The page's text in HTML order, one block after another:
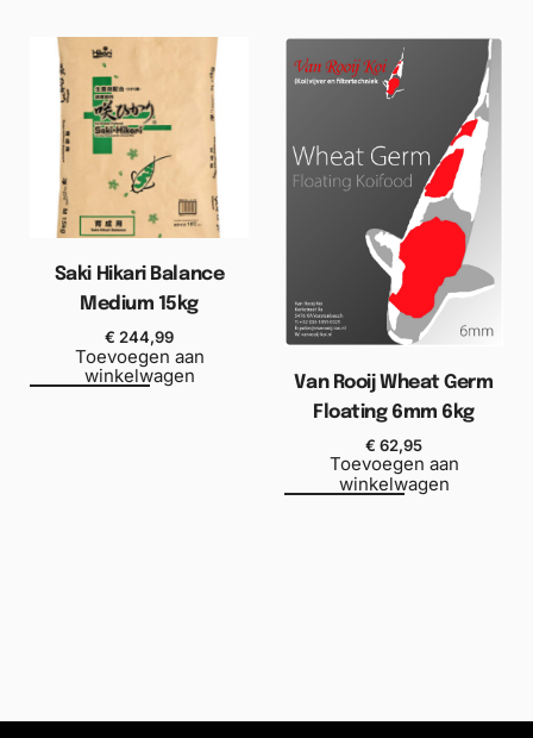
Saki Hikari Balance
Medium 15kg
€ 244,99
Toevoegen aan
winkelwagen
Van Rooij Wheat Germ
Floating 6mm 6kg
€ 62,95
Toevoegen aan
winkelwagen